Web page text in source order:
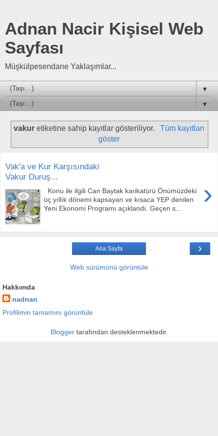
Adnan Nacir Kişisel Web
Sayfası
Müşkülpesendane Yaklaşımlar...
▼
▼
vakur etiketine sahip kayıtlar gösteriliyor.
Tüm kayıtları
göster
Vak'a ve Kur Karşısındaki
Vakur Duruş...
›
Konu ile ilgili Can Baytak karikatürü Önümüzdeki
üç yıllık dönemi kapsayan ve kısaca YEP denilen
Yeni Ekonomi Programı açıklandı. Geçen s...
›
Ana Sayfa
Web sürümünü görüntüle
Hakkımda
nadnan
Profilimin tamamını görüntüle
Bloggertarafından desteklenmektedir.